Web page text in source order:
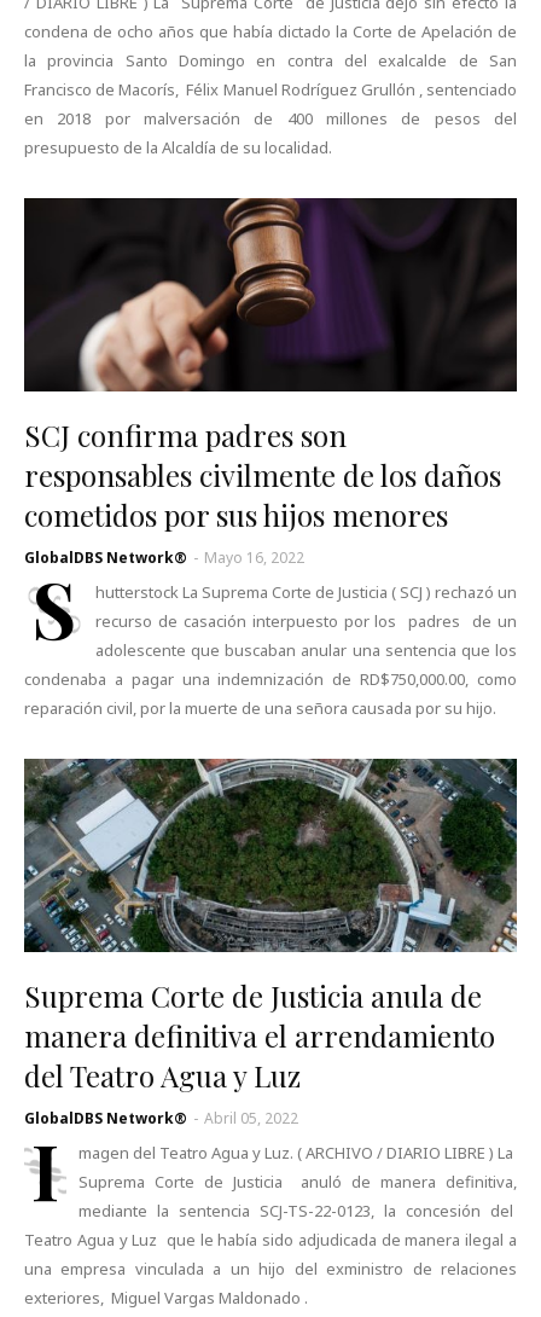
condena de ocho años que había dictado la Corte de Apelación de
la provincia Santo Domingo en contra del exalcalde de San
Francisco de Macorís, Félix Manuel Rodríguez Grullón , sentenciado
en 2018 por malversación de 400 millones de pesos del
presupuesto de la Alcaldía de su localidad.
SCJ confirma padres son
responsables civilmente de los daños
cometidos por sus hijos menores
GlobalDBS Network® - Mayo 16, 2022
S
hutterstock La Suprema Corte de Justicia ( SCJ ) rechazó un
recurso de casación interpuesto por los padres de un
adolescente que buscaban anular una sentencia que los
condenaba a pagar una indemnización de RD$750,000.00, como
reparación civil, por la muerte de una señora causada por su hijo.
Suprema Corte de Justicia anula de
manera definitiva el arrendamiento
del Teatro Agua y Luz
GlobalDBS Network® - Abril 05, 2022
I
magen del Teatro Agua y Luz. ( ARCHIVO / DIARIO LIBRE ) La
Suprema Corte de Justicia anuló de manera definitiva,
mediante la sentencia SCJ-TS-22-0123, la concesión del
Teatro Agua y Luz que le había sido adjudicada de manera ilegal a
una empresa vinculada a un hijo del exministro de relaciones
exteriores, Miguel Vargas Maldonado .